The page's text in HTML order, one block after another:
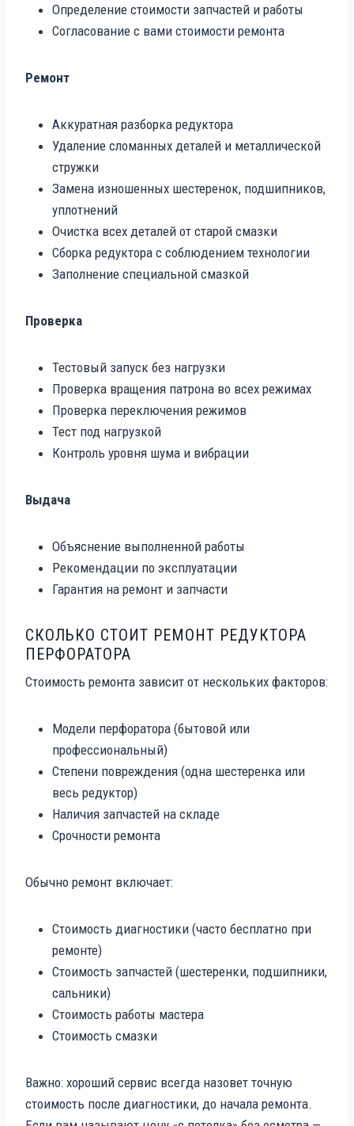
Определение стоимости запчастей и работы
Согласование с вами стоимости ремонта
Ремонт
Аккуратная разборка редуктора
Удаление сломанных деталей и металлической
стружки
Замена изношенных шестеренок, подшипников,
уплотнений
Очистка всех деталей от старой смазки
Сборка редуктора с соблюдением технологии
Заполнение специальной смазкой
Проверка
Тестовый запуск без нагрузки
Проверка вращения патрона во всех режимах
Проверка переключения режимов
Тест под нагрузкой
Контроль уровня шума и вибрации
Выдача
Объяснение выполненной работы
Рекомендации по эксплуатации
Гарантия на ремонт и запчасти
СКОЛЬКО СТОИТ РЕМОНТ РЕДУКТОРА
ПЕРФОРАТОРА
Стоимость ремонта зависит от нескольких факторов:
Модели перфоратора (бытовой или
профессиональный)
Степени повреждения (одна шестеренка или
весь редуктор)
Наличия запчастей на складе
Срочности ремонта
Обычно ремонт включает:
Стоимость диагностики (часто бесплатно при
ремонте)
Стоимость запчастей (шестеренки, подшипники,
сальники)
Стоимость работы мастера
Стоимость смазки
Важно: хороший сервис всегда назовет точную
стоимость после диагностики, до начала ремонта.